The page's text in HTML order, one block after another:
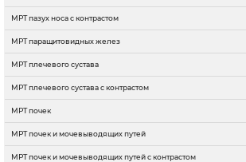
МРТ пазух носа с контрастом
МРТ паращитовидных желез
МРТ плечевого сустава
МРТ плечевого сустава с контрастом
МРТ почек
МРТ почек и мочевыводящих путей
МРТ почек и мочевыводящих путей с контрастом